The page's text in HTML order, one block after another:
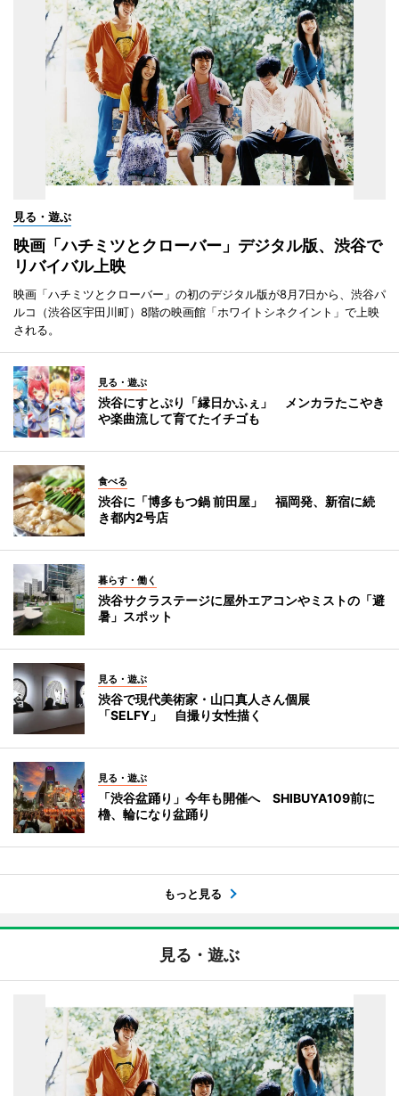
見る・遊ぶ
映画「ハチミツとクローバー」デジタル版、渋谷で
リバイバル上映
映画「ハチミツとクローバー」の初のデジタル版が8月7日から、渋谷パ
ルコ（渋谷区宇田川町）8階の映画館「ホワイトシネクイント」で上映
される。
見る・遊ぶ
渋谷にすとぷり「縁日かふぇ」 メンカラたこやき
や楽曲流して育てたイチゴも
食べる
渋谷に「博多もつ鍋 前田屋」 福岡発、新宿に続
き都内2号店
暮らす・働く
渋谷サクラステージに屋外エアコンやミストの「避
暑」スポット
見る・遊ぶ
渋谷で現代美術家・山口真人さん個展
「SELFY」 自撮り女性描く
見る・遊ぶ
「渋谷盆踊り」今年も開催へ SHIBUYA109前に
櫓、輪になり盆踊り
もっと見る
見る・遊ぶ